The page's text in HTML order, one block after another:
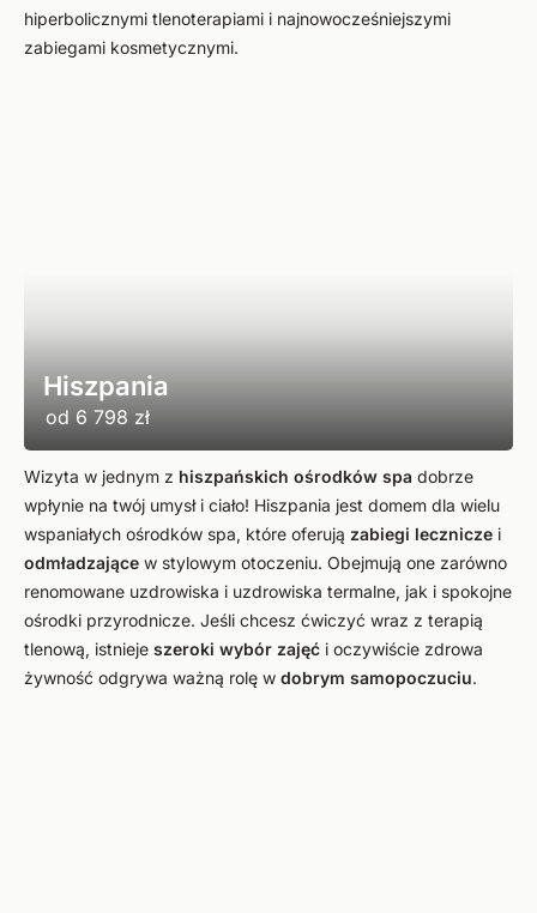
hiperbolicznymi tlenoterapiami i najnowocześniejszymi
zabiegami kosmetycznymi.
Hiszpania
od 6 798 zł
Wizyta w jednym z hiszpańskich ośrodków spa dobrze
wpłynie na twój umysł i ciało! Hiszpania jest domem dla wielu
wspaniałych ośrodków spa, które oferują zabiegi lecznicze i
odmładzające w stylowym otoczeniu. Obejmują one zarówno
renomowane uzdrowiska i uzdrowiska termalne, jak i spokojne
ośrodki przyrodnicze. Jeśli chcesz ćwiczyć wraz z terapią
tlenową, istnieje szeroki wybór zajęć i oczywiście zdrowa
żywność odgrywa ważną rolę w dobrym samopoczuciu.